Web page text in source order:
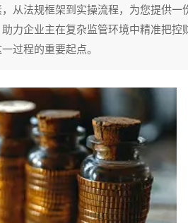
从法规框架到实操流程，为您提供一
力企业主在复杂监管环境中精准把控
过程的重要起点。